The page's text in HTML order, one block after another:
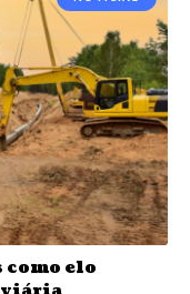
como elo